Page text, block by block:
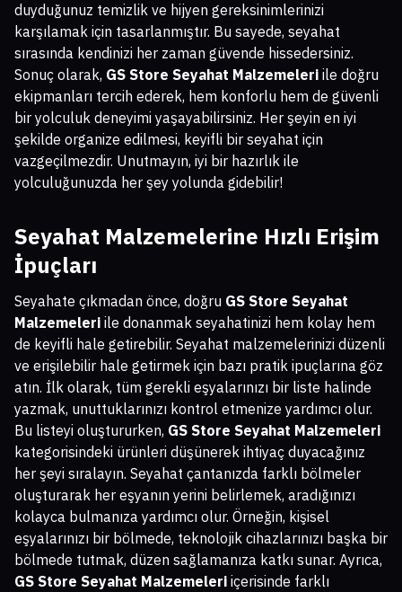
duyduğunuz temizlik ve hijyen gereksinimlerinizi
karşılamak için tasarlanmıştır. Bu sayede, seyahat
sırasında kendinizi her zaman güvende hissedersiniz.
Sonuç olarak, GS Store Seyahat Malzemeleri ile doğru
ekipmanları tercih ederek, hem konforlu hem de güvenli
bir yolculuk deneyimi yaşayabilirsiniz. Her şeyin en iyi
şekilde organize edilmesi, keyifli bir seyahat için
vazgeçilmezdir. Unutmayın, iyi bir hazırlık ile
yolculuğunuzda her şey yolunda gidebilir!
Seyahat Malzemelerine Hızlı Erişim
İpuçları
Seyahate çıkmadan önce, doğru GS Store Seyahat
Malzemeleri ile donanmak seyahatinizi hem kolay hem
de keyifli hale getirebilir. Seyahat malzemelerinizi düzenli
ve erişilebilir hale getirmek için bazı pratik ipuçlarına göz
atın. İlk olarak, tüm gerekli eşyalarınızı bir liste halinde
yazmak, unuttuklarınızı kontrol etmenize yardımcı olur.
Bu listeyi oluştururken, GS Store Seyahat Malzemeleri
kategorisindeki ürünleri düşünerek ihtiyaç duyacağınız
her şeyi sıralayın. Seyahat çantanızda farklı bölmeler
oluşturarak her eşyanın yerini belirlemek, aradığınızı
kolayca bulmanıza yardımcı olur. Örneğin, kişisel
eşyalarınızı bir bölmede, teknolojik cihazlarınızı başka bir
bölmede tutmak, düzen sağlamanıza katkı sunar. Ayrıca,
GS Store Seyahat Malzemeleri içerisinde farklı